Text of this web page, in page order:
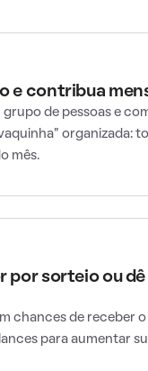
e contribua
de pessoas e
organizada:
mês.
por sorteio ou
chances de receber
para aumentar